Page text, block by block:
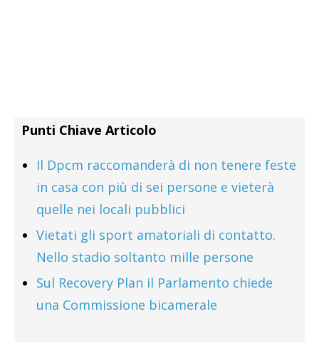
Punti Chiave Articolo
Il Dpcm raccomanderà di non tenere feste
in casa con più di sei persone e vieterà
quelle nei locali pubblici
Vietati gli sport amatoriali di contatto.
Nello stadio soltanto mille persone
Sul Recovery Plan il Parlamento chiede
una Commissione bicamerale